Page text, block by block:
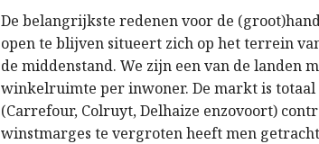
De belangrijkste redenen voor de
open te blijven situeert zich op het terrein
de middenstand. We zijn een van de landen
winkelruimte per inwoner. De markt is
(Carrefour, Colruyt, Delhaize enzovoort)
winstmarges te vergroten heeft men